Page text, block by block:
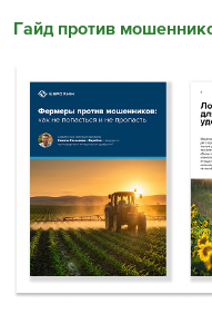
Гайд против